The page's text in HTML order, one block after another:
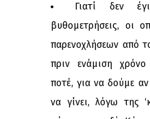
Γιατί δεν
βυθομετρήσεις, οι
παρενοχλήσεων από
πριν ενάμιση
ποτέ, για να δούμε
να γίνει, λόγω της